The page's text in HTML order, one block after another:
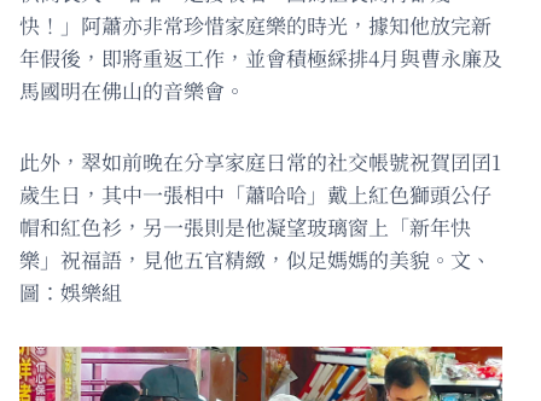
快！」阿蕭亦非常珍惜家庭樂的時光，據知他放完新
年假後，即將重返工作，並會積極綵排4月與曹永廉及
馬國明在佛山的音樂會。
此外，翠如前晚在分享家庭日常的社交帳號祝賀囝囝1
歲生日，其中一張相中「蕭哈哈」戴上紅色獅頭公仔
帽和紅色衫，另一張則是他凝望玻璃窗上「新年快
樂」祝福語，見他五官精緻，似足媽媽的美貌。文、
圖：娛樂組